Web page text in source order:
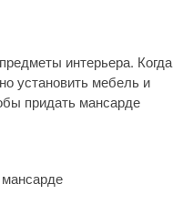
интерьера. Когда
установить мебель и
придать мансарде